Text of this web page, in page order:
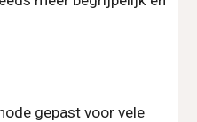
gepast voor vele